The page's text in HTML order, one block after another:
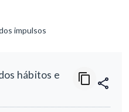
impulsos
hábitos e